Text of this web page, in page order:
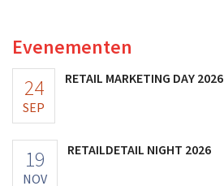
Evenementen
24
SEP
RETAIL MARKETING DAY 2026
19
NOV
RETAILDETAIL NIGHT 2026